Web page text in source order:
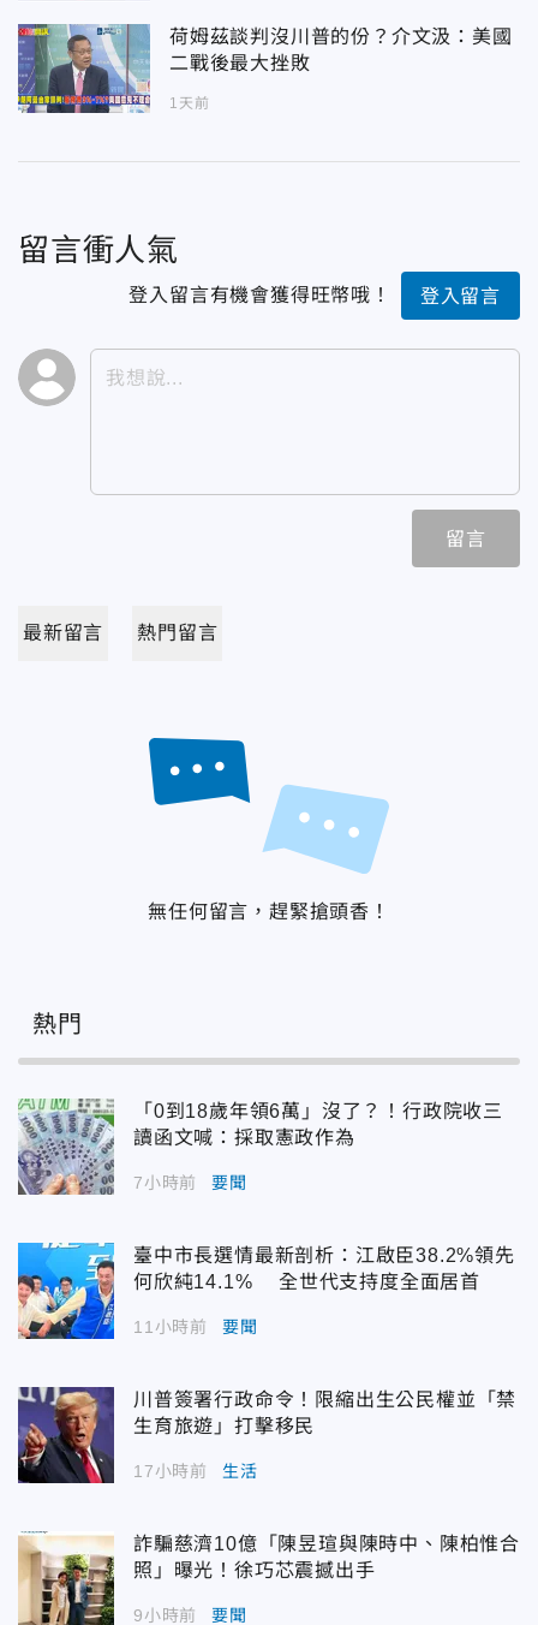
荷姆茲談判沒川普的份？介文汲：美國
二戰後最大挫敗
1天前
留言衝人氣
登入留言有機會獲得旺幣哦！ 登入留言
留言
最新留言 熱門留言
無任何留言，趕緊搶頭香！
熱門
「0到18歲年領6萬」沒了？！行政院收三
讀函文喊：採取憲政作為
7小時前 要聞
臺中市長選情最新剖析：江啟臣38.2%領先
何欣純14.1% 全世代支持度全面居首
11小時前 要聞
川普簽署行政命令！限縮出生公民權並「禁
生育旅遊」打擊移民
17小時前 生活
詐騙慈濟10億「陳昱瑄與陳時中、陳柏惟合
照」曝光！徐巧芯震撼出手
9小時前 要聞